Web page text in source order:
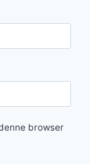
browser